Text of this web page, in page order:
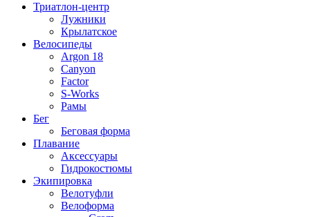
Триатлон-центр
Лужники
Крылатское
Велосипеды
Argon 18
Canyon
Factor
S-Works
Рамы
Бег
Беговая форма
Плавание
Аксессуары
Гидрокостюмы
Экипировка
Велотуфли
Велоформа